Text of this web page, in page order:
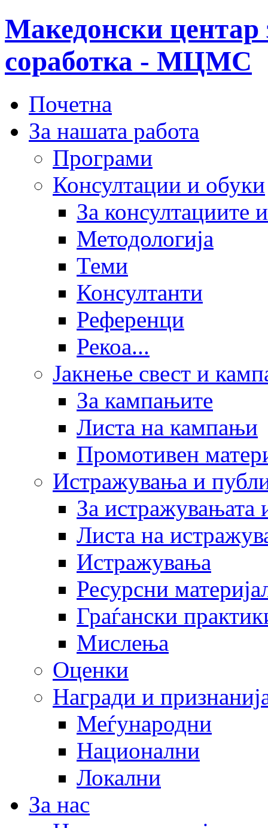
Македонски центар
соработка - МЦМС
Почетна
За нашата работа
Програми
Консултации и обуки
За консултациите
Методологија
Теми
Консултанти
Референци
Рекоа...
Јакнење свест и
За кампањите
Листа на кампањи
Промотивен
Истражувања и
За истражувањата
Листа на
Истражувања
Ресурсни
Граѓански
Мислења
Оценки
Награди и
Меѓународни
Национални
Локални
За нас